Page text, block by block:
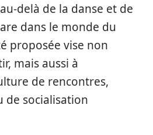
delà de la danse et de
dans le monde du
proposée vise non
mais aussi à
de rencontres,
de socialisation